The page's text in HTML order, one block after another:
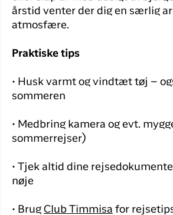
årstid venter der dig en særlig
atmosfære.
Praktiske tips
• Husk varmt og vindtæt tøj –
sommeren
• Medbring kamera og evt.
sommerrejser)
• Tjek altid dine
nøje
• BrugClub Timmisa for